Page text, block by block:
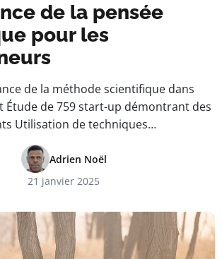
de la pensée
pour les
de la méthode scientifique dans
Étude de 759 start-up démontrant des
Utilisation de techniques…
Adrien Noël
21 janvier 2025